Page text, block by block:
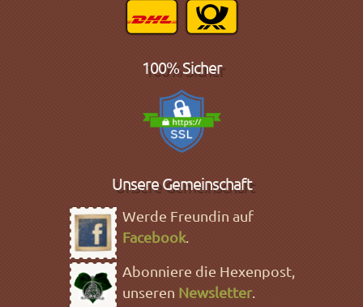
100% Sicher
Unsere Gemeinschaft
Werde Freundin auf
Facebook.
Abonniere die Hexenpost,
unseren Newsletter.